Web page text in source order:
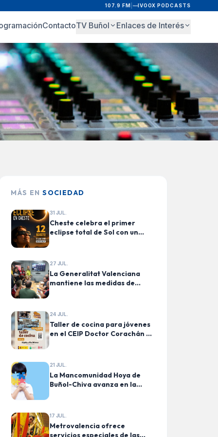
107.9 FM IVOOX PODCASTS
ContactoTV Buñol Enlaces de Interés
MÁS ENSOCIEDAD
31 JUL.
Cheste celebra el primer
eclipse total de Sol con un
27 JUL.
La Generalitat Valenciana
mantiene las medidas de
afectados por el incendio
forestal de la Vall d’Uixó
24 JUL.
Taller de cocina para jóvenes
en el CEIP Doctor Corachán de
21 JUL.
La Mancomunidad Hoya de
Buñol-Chiva avanza en la
17 JUL.
Metrovalencia ofrece
servicios especiales de las